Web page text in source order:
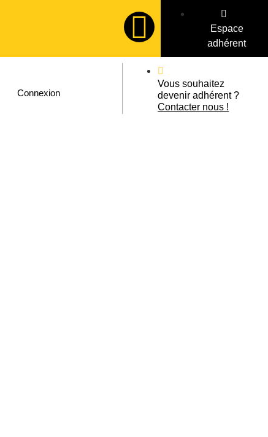
Espace
adhérent
Connexion
Vous souhaitez
devenir adhérent ?
Contacter nous !